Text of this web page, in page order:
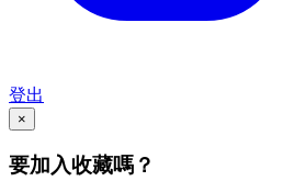
登出
×
要加入收藏嗎？